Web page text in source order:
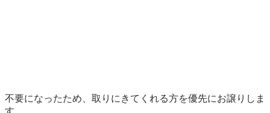
不要になったため、取りにきてくれる方を優先にお譲りしま
す。